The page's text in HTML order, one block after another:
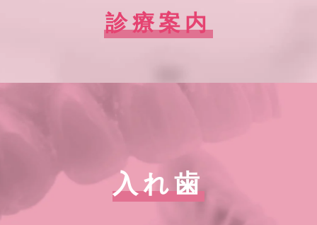
診療案内
入れ歯